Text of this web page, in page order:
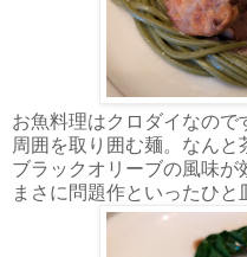
お魚料理はクロダイなの
周囲を取り囲む麺。なんと
ブラックオリーブの風味が
まさに問題作といったひと